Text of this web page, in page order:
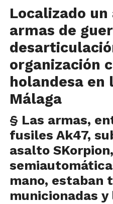
Localizado
armas de
organización
holandesa en
Málaga
§ Las armas,
fusiles Ak47,
asalto
mano, estaban
municionadas